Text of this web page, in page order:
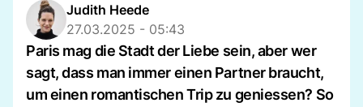
Judith Heede
27.03.2025 - 05:43
Paris mag die Stadt der Liebe sein, aber wer
sagt, dass man immer einen Partner braucht,
um einen romantischen Trip zu geniessen? So